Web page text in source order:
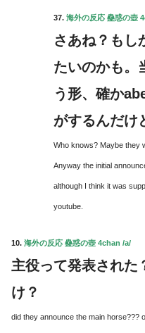
37. 海外の反応 蠱惑の壺
さあね？もし
たいのかも。
う形、確か
がするんだけ
Who knows? Maybe they
Anyway the initial
although I think it was
youtube.
10. 海外の反応 蠱惑の壺 4chan /a/
主役って発表された
け？
did they announce the main horse???